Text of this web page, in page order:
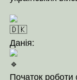
Данія:
Початок роботи